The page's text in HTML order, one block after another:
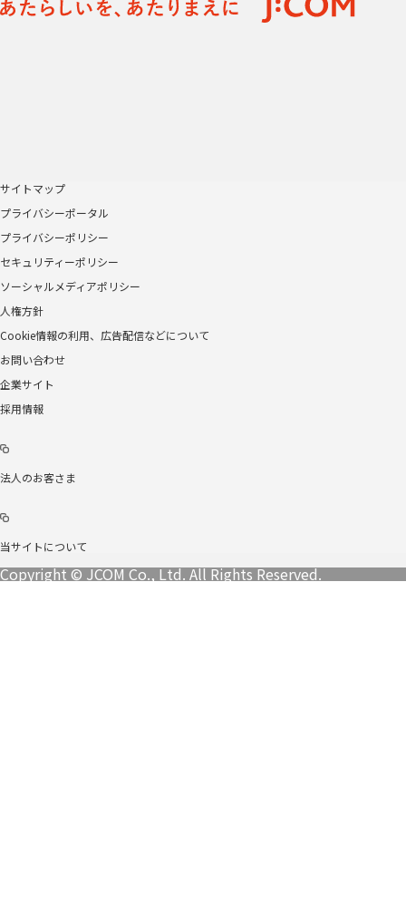
サイトマップ
プライバシーポータル
プライバシーポリシー
セキュリティーポリシー
ソーシャルメディアポリシー
人権方針
Cookie情報の利用、広告配信などについて
お問い合わせ
企業サイト
採用情報
法人のお客さま
当サイトについて
Copyright © JCOM Co., Ltd. All Rights Reserved.